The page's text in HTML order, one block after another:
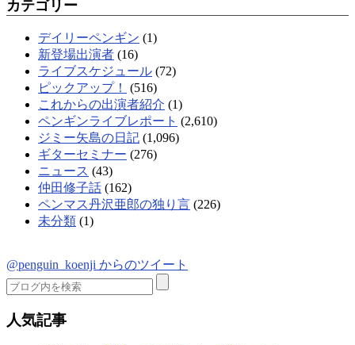
カテゴリー
デイリーペンギン (1)
新登場出演者 (16)
ライブスケジュール (72)
ピックアップ！
(516)
これからの出演者紹介 (1)
ペンギンライブレポート (2,610)
ジミー矢島の日記 (1,096)
ギターセミナー (276)
ニュース (43)
仲田修子話 (162)
ペンマス丹沢亜郎の独り言 (226)
未分類 (1)
@penguin_koenji からのツイート
人気記事